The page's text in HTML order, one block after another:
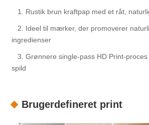
1. Rustik brun kraftpap med et råt,
2. Ideel til mærker, der promoverer
ingredienser
3. Grønnere single-pass HD Print-
spild
Brugerdefineret print